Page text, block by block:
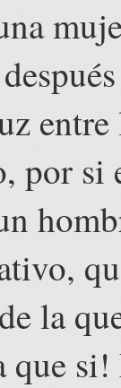
por si
la
que